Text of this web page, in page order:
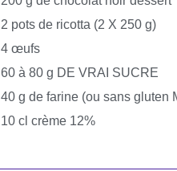
2 pots de ricotta (2 X 250 g)
4 œufs
60 à 80 g DE VRAI SUCRE
40 g de farine (ou sans gluten
10 cl crème 12%